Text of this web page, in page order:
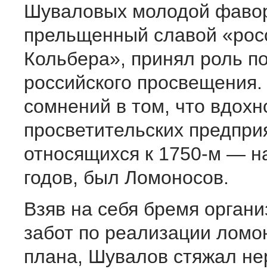
Шуваловых молодой
прельщенный славой
Кольбера», принял роль
российского
сомнений в том, что
просветительских
относящихся к 1750-м —
годов, был Ломоносов.
Взяв на себя бремя
забот по реализации
плана, Шувалов стяжал